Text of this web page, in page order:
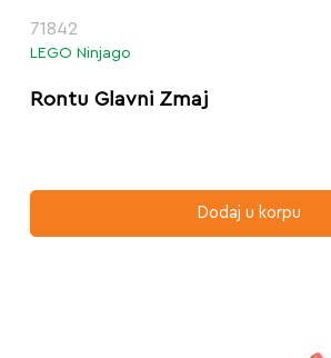
71842
LEGO Ninjago
Rontu Glavni Zmaj
Dodaj u korpu